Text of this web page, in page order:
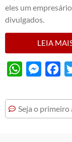
eles um
divulgados.
LEIA
WhatsApp
Seja o primeiro